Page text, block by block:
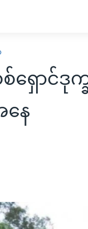
စ်ရှောင်
နေ